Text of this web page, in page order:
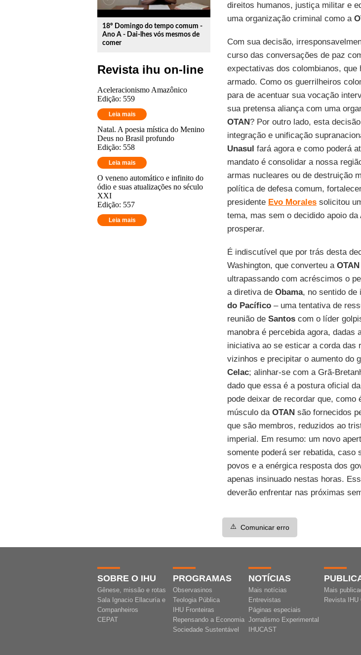
18º Domingo do tempo comum -
Ano A - Dai-lhes vós mesmos de
comer
Revista ihu on-line
Aceleracionismo Amazônico
Edição: 559
Leia mais
Natal. A poesia mística do Menino
Deus no Brasil profundo
Edição: 558
Leia mais
O veneno automático e infinito do
ódio e suas atualizações no século
XXI
Edição: 557
Leia mais
direitos humanos, justiça militar e
uma organização criminal como a
Com sua decisão,
curso das conversações de paz
expectativas dos colombianos,
armado. Como os guerrilheiros
para de acentuar sua vocação
sua pretensa aliança com uma
OTAN? Por outro lado, esta
integração e unificação
Unasul fará agora e como poderá
mandato é consolidar a nossa
armas nucleares ou de destruição
política de defesa comum,
presidente Evo Moralessolicitou
tema, mas sem o decidido apoio
prosperar.
É indiscutível que por trás desta
Washington, que converteu a OTAN
ultrapassando com acréscimos o
a diretiva de Obama, no sentido de
do Pacífico– uma tentativa de
reunião de Santoscom o líder
manobra é percebida agora,
iniciativa ao se esticar a corda das
vizinhos e precipitar o aumento do
Celac; alinhar-se com a Grã-
dado que essa é a postura oficial da
pode deixar de recordar que,
músculo da OTANsão fornecidos
que são membros, reduzidos ao
imperial. Em resumo: um novo
somente poderá ser rebatida, caso
povos e a enérgica resposta dos
apenas insinuado nestas horas.
deverão enfrentar nas próximas
⚠️ Comunicar erro
SOBRE O IHU
Gênese, missão e rotas
Sala Ignacio Ellacuría e
Companheiros
CEPAT
PROGRAMAS
Observasinos
Teologia Pública
IHU Fronteiras
Repensando a Economia
Sociedade Sustentável
NOTÍCIAS
Mais notícias
Entrevistas
Páginas especiais
Jornalismo Experimental
IHUCAST
Mais
Revista IHU